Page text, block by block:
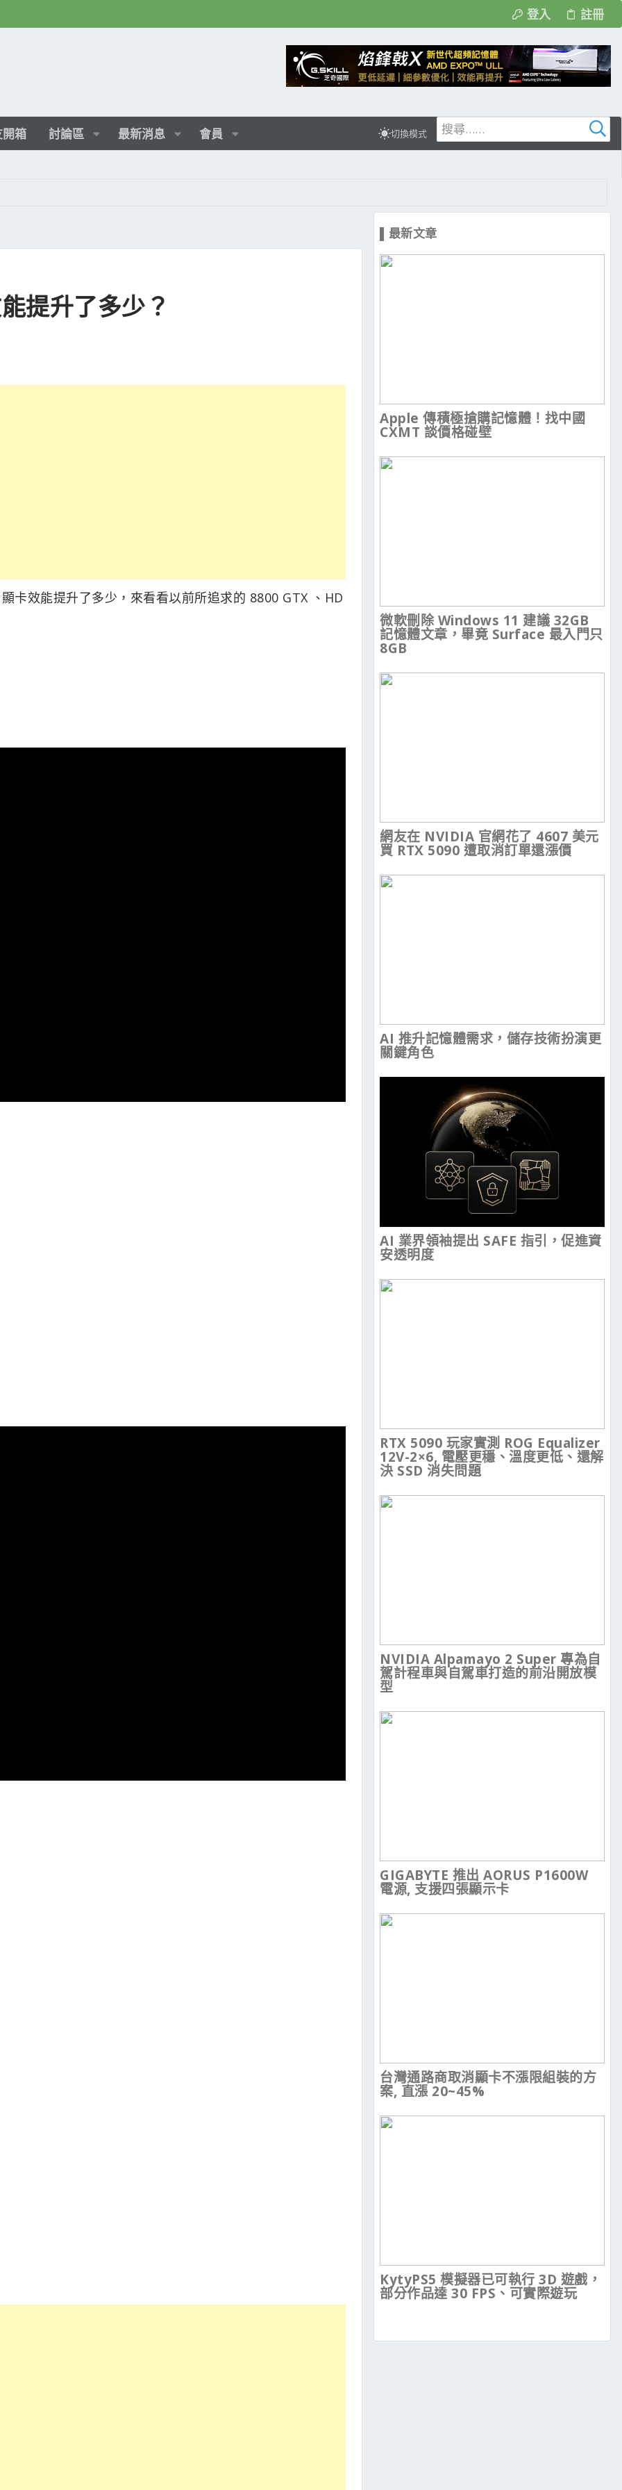
登入 註冊
箱 討論區 最新消息 會員 切換模式
提升了多少？
卡效能提升了多少，來看看以前所追求的 8800 GTX 、HD
▌最新文章
Apple 傳積極搶購記憶體！找中國
CXMT 談價格碰壁
微軟刪除 Windows 11 建議 32GB
記憶體文章，畢竟 Surface 最入門只
8GB
網友在 NVIDIA 官網花了 4607 美元
買 RTX 5090 遭取消訂單還漲價
AI 推升記憶體需求，儲存技術扮演更
關鍵角色
AI 業界領袖提出 SAFE 指引，促進資
安透明度
RTX 5090 玩家實測 ROG Equalizer
12V-2×6, 電壓更穩、溫度更低、還解
決 SSD 消失問題
NVIDIA Alpamayo 2 Super 專為自
駕計程車與自駕車打造的前沿開放模
型
GIGABYTE 推出 AORUS P1600W
電源, 支援四張顯示卡
台灣通路商取消顯卡不漲限組裝的方
案, 直漲 20~45%
KytyPS5 模擬器已可執行 3D 遊戲，
部分作品達 30 FPS、可實際遊玩